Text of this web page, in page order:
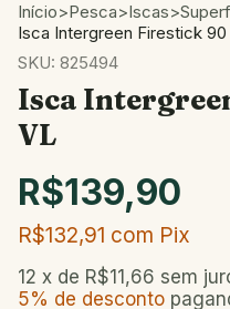
Início>Pesca>Iscas>
Isca Intergreen Firestick
SKU: 825494
Isca
VL
R$139,90
R$132,91 com Pix
12 x de R$11,66 sem
5% de desconto